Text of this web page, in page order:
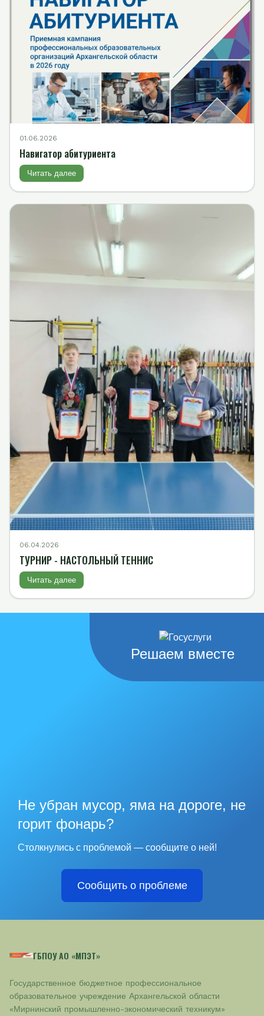
01.06.2026
Навигатор абитуриента
Читать далее
06.04.2026
ТУРНИР - НАСТОЛЬНЫЙ ТЕННИС
Читать далее
Решаем вместе
Не убран мусор, яма на дороге, не
горит фонарь?
Столкнулись с проблемой — сообщите о ней!
Сообщить о проблеме
ГБПОУ АО «МПЭТ»
Государственное бюджетное профессиональное
образовательное учреждение Архангельской области
«Мирнинский промышленно-экономический техникум»